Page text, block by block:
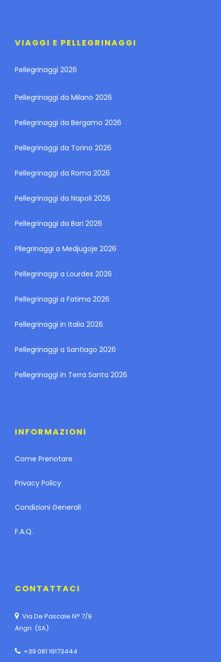
VIAGGI E PELLEGRINAGGI
Pellegrinaggi 2026
Pellegrinaggi da Milano 2026
Pellegrinaggi da Bergamo 2026
Pellegrinaggi da Torino 2026
Pellegrinaggi da Roma 2026
Pellegrinaggi da Napoli 2026
Pellegrinaggi da Bari 2026
Pllegrinaggi a Medjugoje 2026
Pellegrinaggi a Lourdes 2026
Pellegrinaggi a Fatima 2026
Pellegrinaggi in Italia 2026
Pellegrinaggi a Santiago 2026
Pellegrinaggi in Terra Santa 2026
INFORMAZIONI
Come Prenotare
Privacy Policy
Condizioni Generali
F.A.Q.
CONTATTACI
Via De Pascale N° 7/9
Angri (SA)
+39 081 19173444